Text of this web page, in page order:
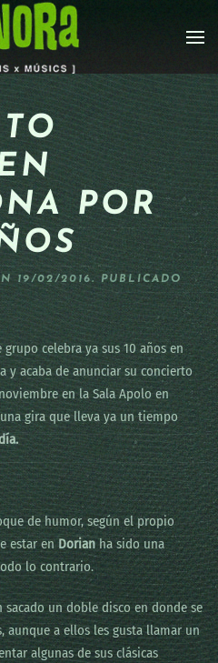
POR
19/02/2016. PUBLICADO
celebra ya sus 10 años en
y acaba de anunciar su concierto
en la Sala Apolo en
gira que lleva ya un tiempo
de humor, según el propio
estar enDorianha sido una
lo contrario.
sacado un doble disco en donde se
aunque a ellos les gusta llamar un
algunas de sus clásicas